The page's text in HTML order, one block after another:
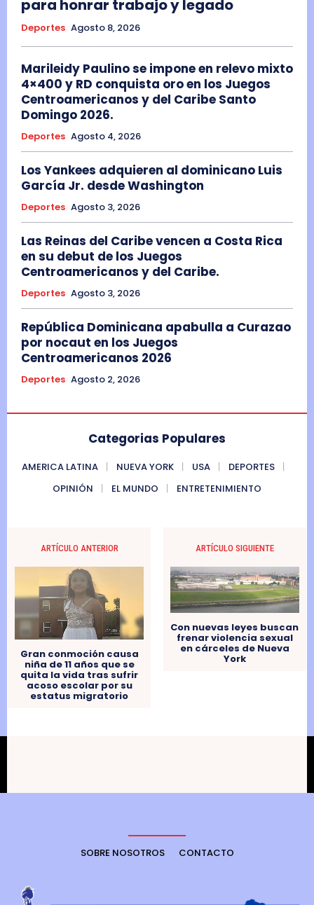
para honrar trabajo y legado
Deportes Agosto 8, 2026
Marileidy Paulino se impone en relevo mixto
4×400 y RD conquista oro en los Juegos
Centroamericanos y del Caribe Santo
Domingo 2026.
Deportes Agosto 4, 2026
Los Yankees adquieren al dominicano Luis
García Jr. desde Washington
Deportes Agosto 3, 2026
Las Reinas del Caribe vencen a Costa Rica
en su debut de los Juegos
Centroamericanos y del Caribe.
Deportes Agosto 3, 2026
República Dominicana apabulla a Curazao
por nocaut en los Juegos
Centroamericanos 2026
Deportes Agosto 2, 2026
Categorias Populares
AMERICA LATINA NUEVA YORK USA
DEPORTES
OPINIÓN
EL MUNDO ENTRETENIMIENTO
ARTÍCULO ANTERIOR
Gran conmoción causa
niña de 11 años que se
quita la vida tras sufrir
acoso escolar por su
estatus migratorio
ARTÍCULO SIGUIENTE
Con nuevas leyes buscan
frenar violencia sexual
en cárceles de Nueva
York
SOBRE NOSOTROS CONTACTO